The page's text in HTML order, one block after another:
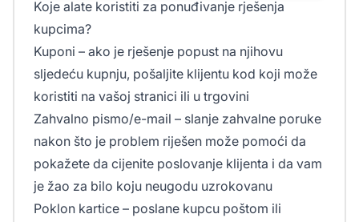
Koje alate koristiti za ponuđivanje rješenja
kupcima?
Kuponi – ako je rješenje popust na njihovu
sljedeću kupnju, pošaljite klijentu kod koji može
koristiti na vašoj stranici ili u trgovini
Zahvalno pismo/e-mail – slanje zahvalne poruke
nakon što je problem riješen može pomoći da
pokažete da cijenite poslovanje klijenta i da vam
je žao za bilo koju neugodu uzrokovanu
Poklon kartice – poslane kupcu poštom ili